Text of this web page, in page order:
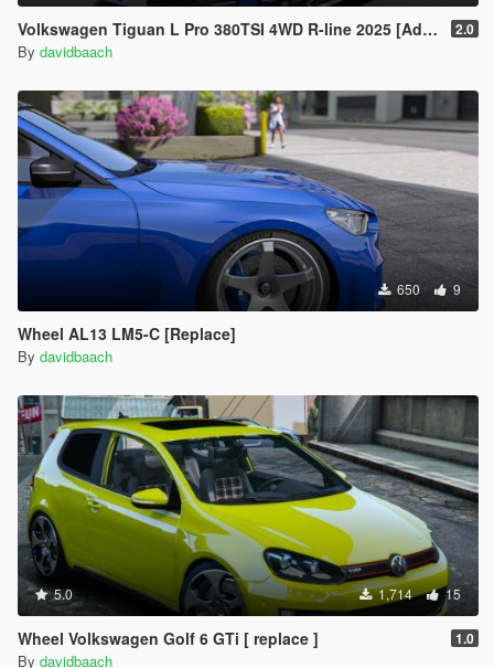
Volkswagen Tiguan L Pro 380TSI 4WD R-line 2025 [Add-On | Animated Sunroof] 2.0
By davidbaach
650 9
Wheel AL13 LM5-C [Replace]
By davidbaach
5.0 1,714 15
Wheel Volkswagen Golf 6 GTi [ replace ] 1.0
By davidbaach